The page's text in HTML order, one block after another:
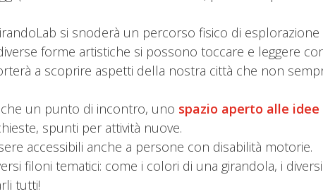
si snoderà un percorso fisico di
forme artistiche si possono toccare e leggere
a scoprire aspetti della nostra città che non
un punto di incontro, uno spazio aperto alle
spunti per attività nuove.
accessibili anche a persone con disabilità motorie.
filoni tematici: come i colori di una girandola, i
tutti!